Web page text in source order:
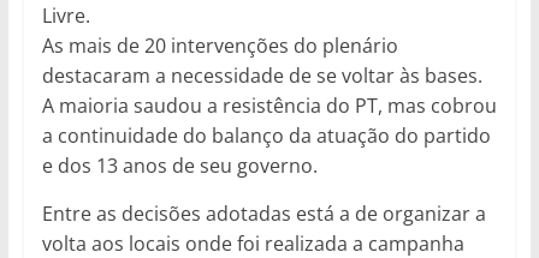
Livre.
As mais de 20 intervenções do plenário
destacaram a necessidade de se voltar às bases.
A maioria saudou a resistência do PT, mas cobrou
a continuidade do balanço da atuação do partido
e dos 13 anos de seu governo.
Entre as decisões adotadas está a de organizar a
volta aos locais onde foi realizada a campanha